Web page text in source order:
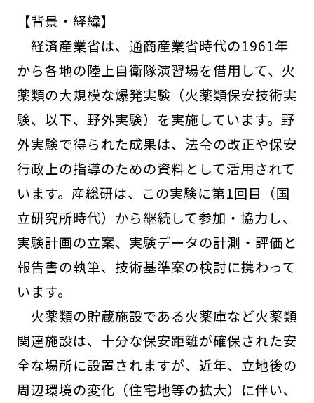
【背景・経緯】
経済産業省は、通商産業省時代の1961年
から各地の陸上自衛隊演習場を借用して、火
薬類の大規模な爆発実験（火薬類保安技術実
験、以下、野外実験）を実施しています。野
外実験で得られた成果は、法令の改正や保安
行政上の指導のための資料として活用されて
います。産総研は、この実験に第1回目（国
立研究所時代）から継続して参加・協力し、
実験計画の立案、実験データの計測・評価と
報告書の執筆、技術基準案の検討に携わって
います。
火薬類の貯蔵施設である火薬庫など火薬類
関連施設は、十分な保安距離が確保された安
全な場所に設置されますが、近年、立地後の
周辺環境の変化（住宅地等の拡大）に伴い、